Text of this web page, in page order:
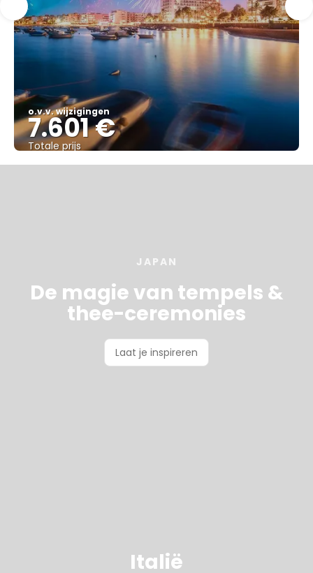
o.v.v. wijzigingen
7.601 €
Totale prijs
Bekijk
JAPAN
De magie van tempels &
thee-ceremonies
Laat je inspireren
Italië